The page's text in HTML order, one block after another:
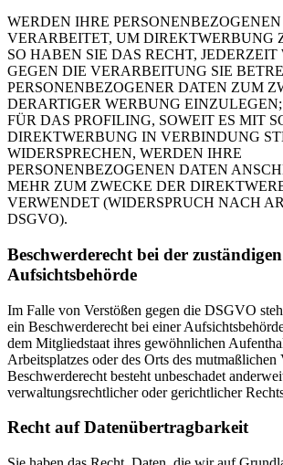
WERDEN IHRE
VERARBEITET, UM DIREKTWERBUNG
SO HABEN SIE DAS RECHT, JEDERZEIT
GEGEN DIE VERARBEITUNG SIE
PERSONENBEZOGENER DATEN ZUM
DERARTIGER WERBUNG
FÜR DAS PROFILING, SOWEIT ES MIT
DIREKTWERBUNG IN VERBINDUNG
WIDERSPRECHEN, WERDEN IHRE
PERSONENBEZOGENEN DATEN
MEHR ZUM ZWECKE DER
VERWENDET (WIDERSPRUCH NACH
DSGVO).
Beschwerderecht bei der zuständigen
Aufsichtsbehörde
Im Falle von Verstößen gegen die DSGVO
ein Beschwerderecht bei einer
dem Mitgliedstaat ihres gewöhnlichen
Arbeitsplatzes oder des Orts des mutmaßlichen
Beschwerderecht besteht unbeschadet
verwaltungsrechtlicher oder gerichtlicher
Recht auf Datenübertragbarkeit